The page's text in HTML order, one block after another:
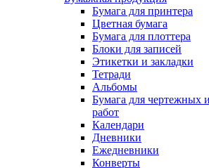
Бумага для принтера
Цветная бумага
Бумага для плоттера
Блоки для записей
Этикетки и закладки
Тетради
Альбомы
Бумага для чертежных
работ
Календари
Дневники
Ежедневники
Конверты